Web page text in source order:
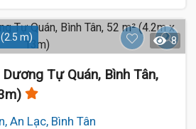
m) 8
Dương Tự Quán, Bình Tân,
An Lạc, Bình Tân